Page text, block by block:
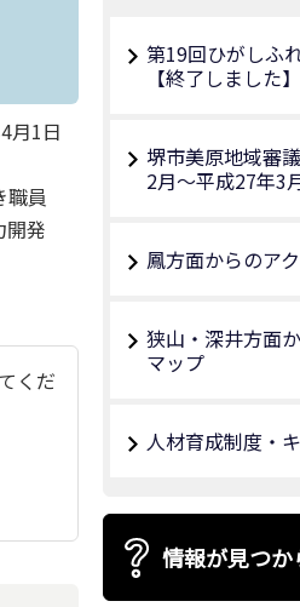
月1日
職員
開発
くだ
第19回ひがしふ
【終了しました】
堺市美原地域審
2月～平成27年3月
鳳方面からのア
狭山・深井方面
マップ
人材育成制度・
情報が見つ